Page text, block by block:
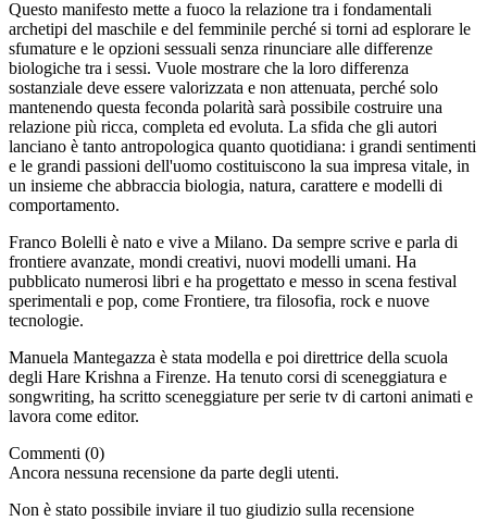
Questo manifesto mette a fuoco la relazione tra i fondamentali
archetipi del maschile e del femminile perché si torni ad esplorare le
sfumature e le opzioni sessuali senza rinunciare alle differenze
biologiche tra i sessi. Vuole mostrare che la loro differenza
sostanziale deve essere valorizzata e non attenuata, perché solo
mantenendo questa feconda polarità sarà possibile costruire una
relazione più ricca, completa ed evoluta. La sfida che gli autori
lanciano è tanto antropologica quanto quotidiana: i grandi sentimenti
e le grandi passioni dell'uomo costituiscono la sua impresa vitale, in
un insieme che abbraccia biologia, natura, carattere e modelli di
comportamento.
Franco Bolelli è nato e vive a Milano. Da sempre scrive e parla di
frontiere avanzate, mondi creativi, nuovi modelli umani. Ha
pubblicato numerosi libri e ha progettato e messo in scena festival
sperimentali e pop, come Frontiere, tra filosofia, rock e nuove
tecnologie.
Manuela Mantegazza è stata modella e poi direttrice della scuola
degli Hare Krishna a Firenze. Ha tenuto corsi di sceneggiatura e
songwriting, ha scritto sceneggiature per serie tv di cartoni animati e
lavora come editor.
Commenti (0)
Ancora nessuna recensione da parte degli utenti.
Non è stato possibile inviare il tuo giudizio sulla recensione